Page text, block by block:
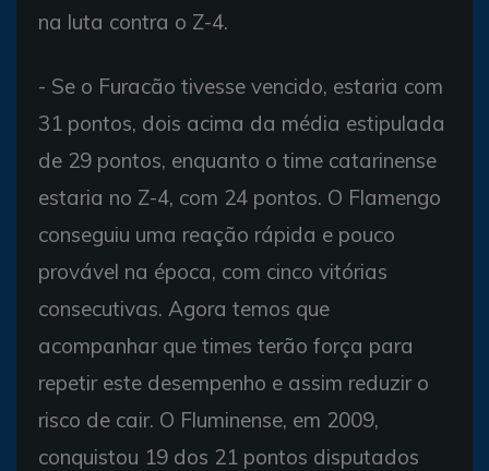
na luta contra o Z-4.
- Se o Furacão tivesse vencido, estaria com
31 pontos, dois acima da média estipulada
de 29 pontos, enquanto o time catarinense
estaria no Z-4, com 24 pontos. O Flamengo
conseguiu uma reação rápida e pouco
provável na época, com cinco vitórias
consecutivas. Agora temos que
acompanhar que times terão força para
repetir este desempenho e assim reduzir o
risco de cair. O Fluminense, em 2009,
conquistou 19 dos 21 pontos disputados